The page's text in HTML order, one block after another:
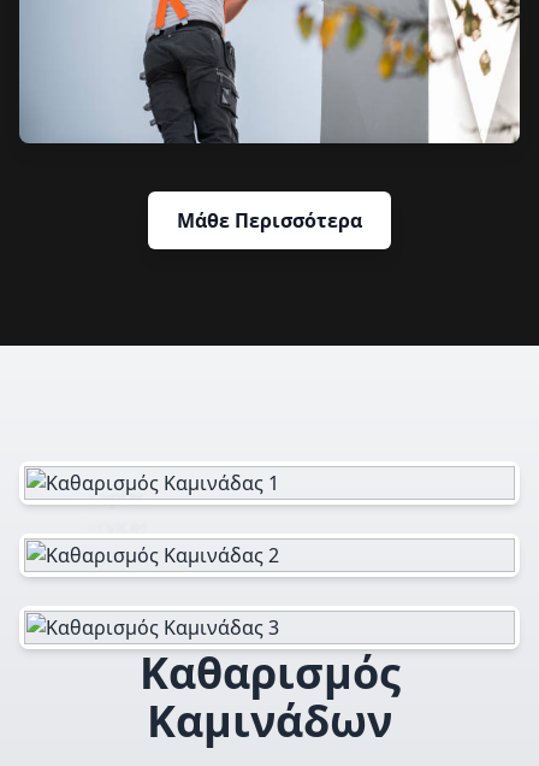
Μάθε Περισσότερα
Καθαρισμός
Καμινάδων